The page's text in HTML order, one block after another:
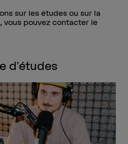
sur les études ou sur la
pouvez contacter le
d'études